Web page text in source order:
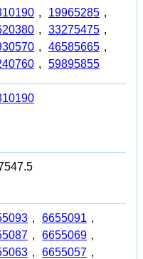
, 19965285 ,
, 33275475 ,
, 46585665 ,
, 59895855
, 6655091 ,
, 6655069 ,
, 6655057 ,